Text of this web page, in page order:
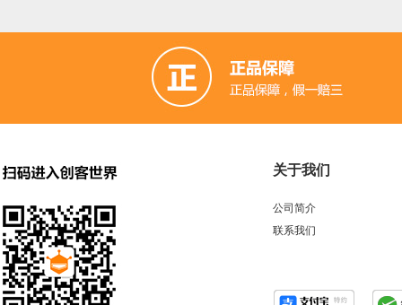
关于我们
公司简介
联系我们